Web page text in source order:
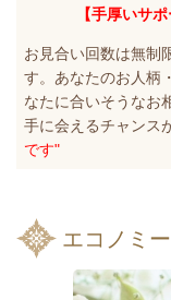
【手厚いサ
お見合い回数は無制
す。あなたのお人柄
なたに合いそうなお
手に会えるチャンス
です"
エコノミ